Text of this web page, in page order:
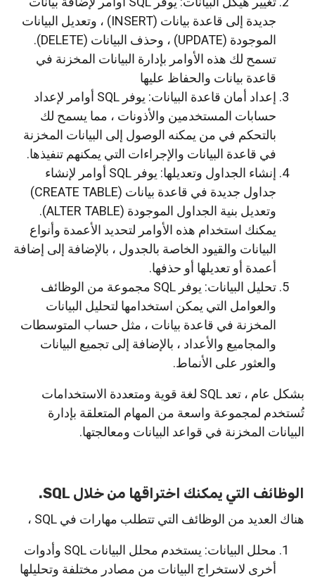
جديدة إلى قاعدة بيانات (INSERT) ، وتعديل البيانات
الموجودة (UPDATE) ، وحذف البيانات (DELETE).
تسمح لك هذه الأوامر بإدارة البيانات المخزنة في
قاعدة بيانات والحفاظ عليها
إعداد أمان قاعدة البيانات: يوفر SQL أوامر لإعداد
حسابات المستخدمين والأذونات ، مما يسمح لك
بالتحكم في من يمكنه الوصول إلى البيانات المخزنة
في قاعدة البيانات والإجراءات التي يمكنهم تنفيذها.
إنشاء الجداول وتعديلها: يوفر SQL أوامر لإنشاء
جداول جديدة في قاعدة بيانات (CREATE TABLE)
وتعديل بنية الجداول الموجودة (ALTER TABLE).
يمكنك استخدام هذه الأوامر لتحديد الأعمدة وأنواع
البيانات والقيود الخاصة بالجدول ، بالإضافة إلى إضافة
أعمدة أو تعديلها أو حذفها.
تحليل البيانات: يوفر SQL مجموعة من الوظائف
والعوامل التي يمكن استخدامها لتحليل البيانات
المخزنة في قاعدة بيانات ، مثل حساب المتوسطات
والمجاميع والأعداد ، بالإضافة إلى تجميع البيانات
والعثور على الأنماط.
بشكل عام ، تعد SQL لغة قوية ومتعددة الاستخدامات
تُستخدم لمجموعة واسعة من المهام المتعلقة بإدارة
البيانات المخزنة في قواعد البيانات ومعالجتها.
الوظائف التي يمكنك اختراقها من خلال SQL.
هناك العديد من الوظائف التي تتطلب مهارات في SQL ،
محلل البيانات: يستخدم محلل البيانات SQL وأدوات
أخرى لاستخراج البيانات من مصادر مختلفة وتحليلها